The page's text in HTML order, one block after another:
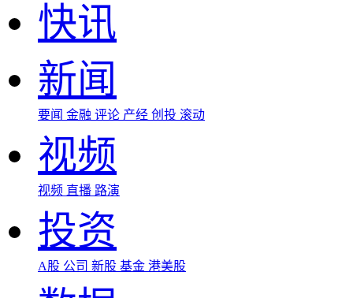
快讯
新闻
要闻 金融 评论 产经 创投 滚动
视频
视频 直播 路演
投资
A股 公司 新股 基金 港美股